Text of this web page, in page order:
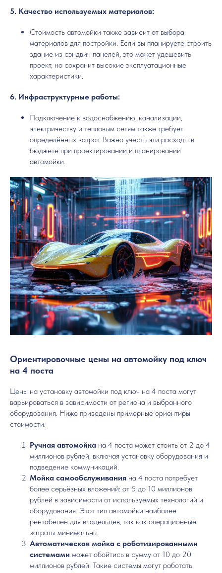
5. Качество используемых материалов:
Стоимость автомойки также зависит от выбора
материалов для постройки. Если вы планируете строить
здание из сэндвич панелей, это может удешевить
проект, но сохранит высокие эксплуатационные
характеристики.
6. Инфраструктурные работы:
Подключение к водоснабжению, канализации,
электричеству и тепловым сетям также требует
определённых затрат. Важно учесть эти расходы в
бюджете при проектировании и планировании
автомойки.
Ориентировочные цены на автомойку под ключ
на 4 поста
Цены на установку автомойки под ключ на 4 поста могут
варьироваться в зависимости от региона и выбранного
оборудования. Ниже приведены примерные ориентиры
стоимости:
Ручная автомойка на 4 поста может стоить от 2 до 4
миллионов рублей, включая установку оборудования и
подведение коммуникаций.
Мойка самообслуживания на 4 поста потребует
более серьёзных вложений: от 5 до 10 миллионов
рублей в зависимости от используемых технологий и
оборудования. Этот тип автомойки наиболее
рентабелен для владельцев, так как операционные
затраты минимальны.
Автоматическая мойка с роботизированными
системами может обойтись в сумму от 10 до 20
миллионов рублей. Такие системы могут работать